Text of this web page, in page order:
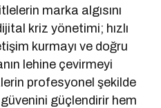
marka algısını
kriz yönetimi; hızlı
kurmayı ve doğru
lehine çevirmeyi
profesyonel şekilde
güçlendirir hem